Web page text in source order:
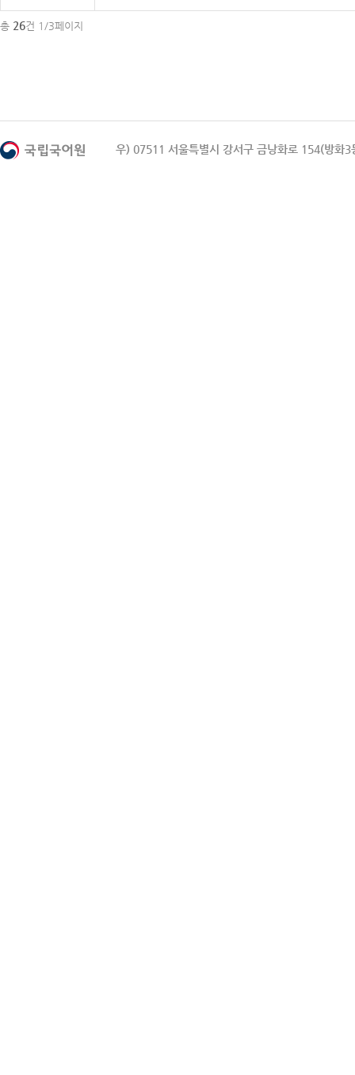
총 26건 1/3페이지
우) 07511 서울특별시 강서구 금낭화로 154(방화3